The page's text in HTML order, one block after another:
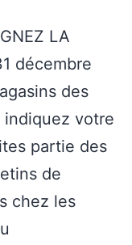
LA
décembre
des
votre
partie des
de
chez les